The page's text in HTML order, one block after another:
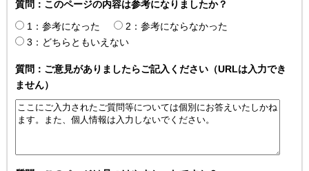
質問：このページの内容は参考になりましたか？
1：参考になった
2：参考にならなかった
3：どちらともいえない
質問：ご意見がありましたらご記入ください（URLは入力でき
ません）